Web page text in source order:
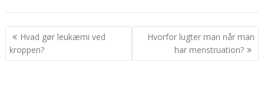
Indlægsnavigation
Hvad gør leukæmi ved
kroppen?
Hvorfor lugter man når man
har menstruation?